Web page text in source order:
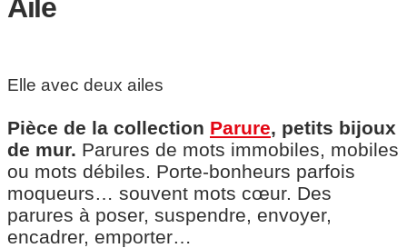
Aile
Elle avec deux ailes
Pièce de la collection Parure, petits bijoux
de mur. Parures de mots immobiles, mobiles
ou mots débiles. Porte-bonheurs parfois
moqueurs… souvent mots cœur. Des
parures à poser, suspendre, envoyer,
encadrer, emporter…